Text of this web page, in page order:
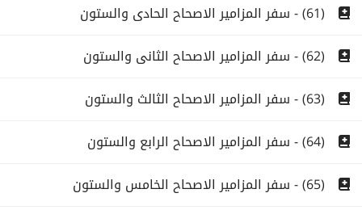
(61) - سفر المزامير الاصحاح الحادى والستون
(62) - سفر المزامير الاصحاح الثانى والستون
(63) - سفر المزامير الاصحاح الثالث والستون
(64) - سفر المزامير الاصحاح الرابع والستون
(65) - سفر المزامير الاصحاح الخامس والستون